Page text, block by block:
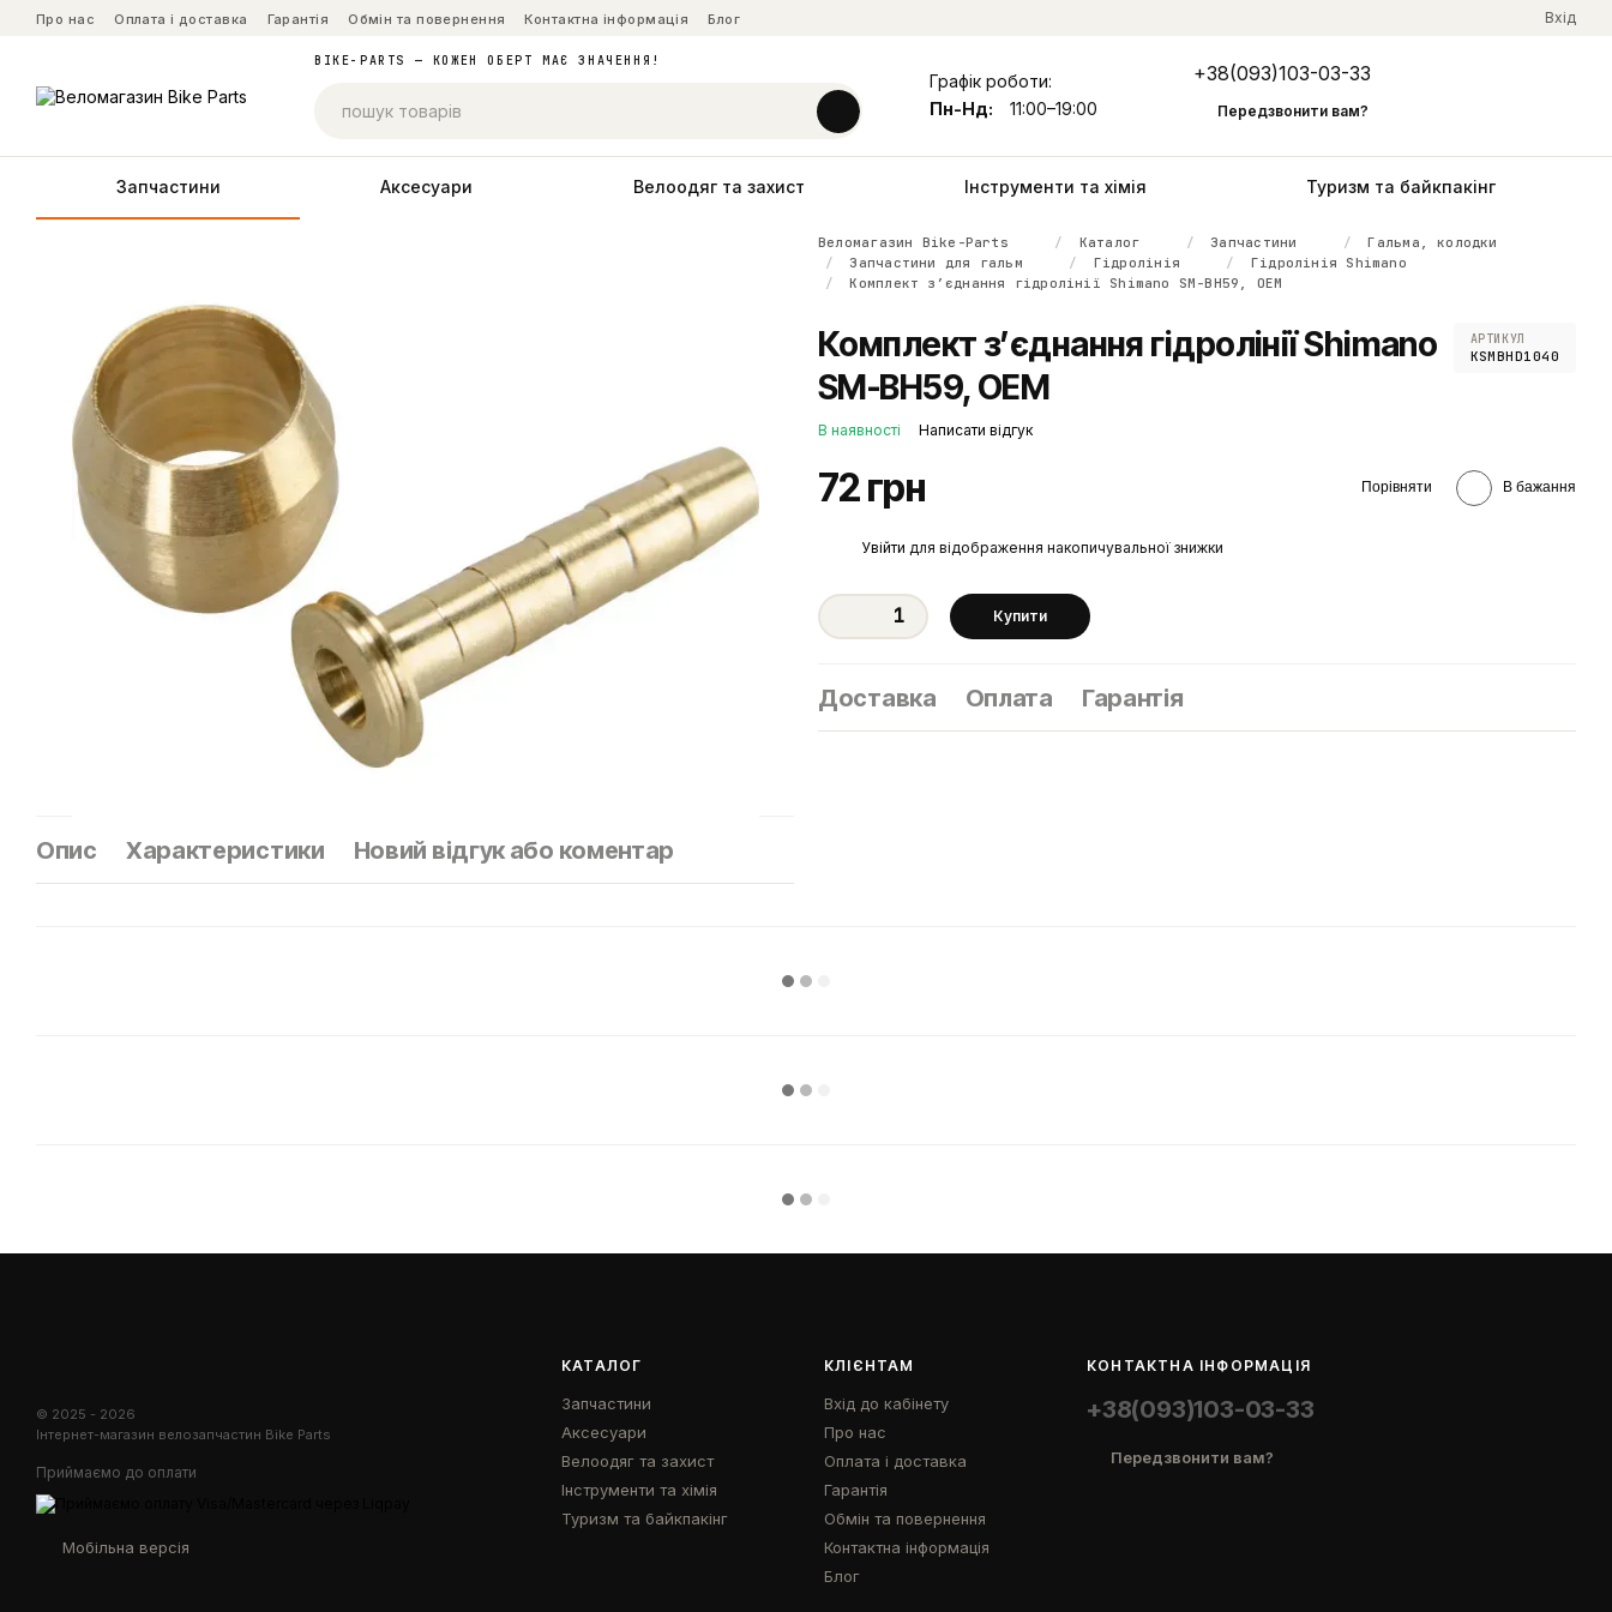
Перейти до основного контенту
Про нас Оплата і доставка Гарантія Обмін та повернення Контактна інформація Блог Вхід
BIKE-PARTS — КОЖЕН ОБЕРТ МАЄ ЗНАЧЕННЯ!
Графік роботи:
Пн-Нд:
11:00–19:00
+38(093)103-03-33
Передзвонити вам?
Запчастини Аксесуари Велоодяг та захист Інструменти та хімія Туризм та байкпакінг
Опис Характеристики Новий відгук або коментар
Веломагазин Bike-Parts Каталог Запчастини
Гальма, колодки
Запчастини для гальм
Гідролінія
Гідролінія Shimano
Комплект зʼєднання гідролінії Shimano SM-BH59, OEM
Комплект зʼєднання гідролінії Shimano
SM-BH59, OEM
АРТИКУЛ
KSMBHD1040
В наявності Написати відгук
72 грн Порівняти В бажання
Увійти для відображення накопичувальної знижки
Купити
Доставка Оплата Гарантія
© 2025 - 2026
Інтернет-магазин велозапчастин Bike Parts
Приймаємо до оплати
Мобільна версія
КАТАЛОГ
Запчастини
Аксесуари
Велоодяг та захист
Інструменти та хімія
Туризм та байкпакінг
КЛІЄНТАМ
Вхід до кабінету
Про нас
Оплата і доставка
Гарантія
Обмін та повернення
Контактна інформація
Блог
КОНТАКТНА ІНФОРМАЦІЯ
+38(093)103-03-33
Передзвонити вам?